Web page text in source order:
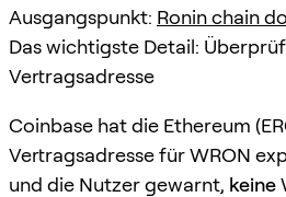
Ausgangspunkt: Ronin chain
Das wichtigste Detail:
Vertragsadresse
Coinbase hat die Ethereum
Vertragsadresse für WRON
und die Nutzer gewarnt, keine